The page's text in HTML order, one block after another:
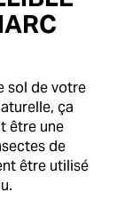
sol de votre
ça
être une
de
être utilisé